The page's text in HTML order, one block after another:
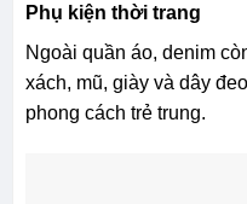
Phụ kiện thời trang
Ngoài quần áo, denim
xách, mũ, giày và dây
phong cách trẻ trung.